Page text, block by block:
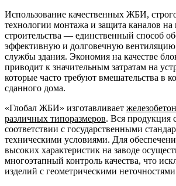
Использование качественных ЖБИ,
технологии монтажа и защита каналов на
строительства — единственный способ
эффективную и долговечную вентиляцию
службы здания. Экономия на качестве
приводит к значительным затратам на
которые часто требуют вмешательства в
сданного дома.
«Глобал ЖБИ» изготавливает
различных типоразмеров. Вся продукция
соответствии с государственными
техническими условиями. Для
высоких характеристик на заводе
многоэтапный контроль качества, что
изделий с геометрическими